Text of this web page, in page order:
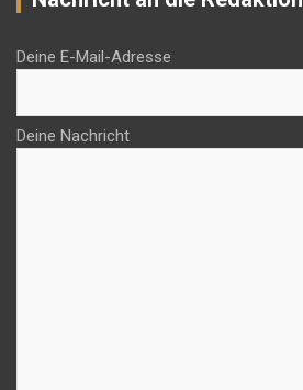
Deine E-Mail-Adresse
Deine Nachricht